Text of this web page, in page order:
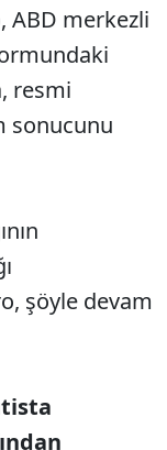
ABD merkezli
resmi
sonucunu
şöyle devam